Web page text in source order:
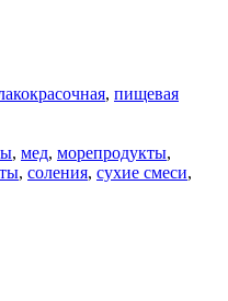
, пищевая
, мед, морепродукты,
, соления, сухие смеси,